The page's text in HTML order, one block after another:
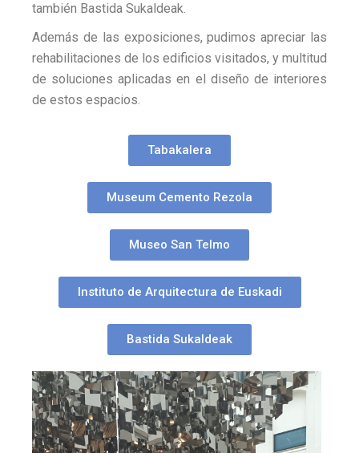
también Bastida Sukaldeak.
Además de las exposiciones, pudimos apreciar las
rehabilitaciones de los edificios visitados, y multitud
de soluciones aplicadas en el diseño de interiores
de estos espacios.
Tabakalera
Museum Cemento Rezola
Museo San Telmo
Instituto de Arquitectura de Euskadi
Bastida Sukaldeak